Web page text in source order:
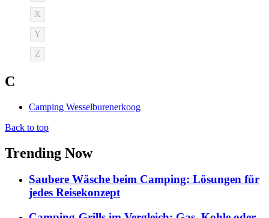
X
Y
Z
C
Camping Wesselburenerkoog
Back to top
Trending Now
Saubere Wäsche beim Camping: Lösungen für
jedes Reisekonzept